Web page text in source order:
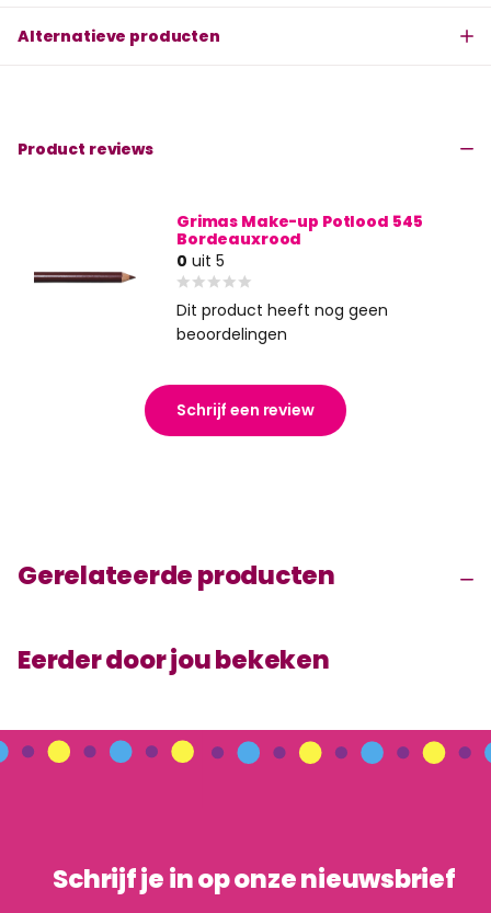
Alternatieve producten
Product reviews
Grimas Make-up Potlood 545
Bordeauxrood
0 uit 5
Dit product heeft nog geen
beoordelingen
Schrijf een review
Gerelateerde producten
Eerder door jou bekeken
Schrijf je in op onze nieuwsbrief